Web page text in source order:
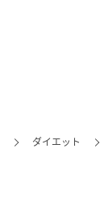
ダイエット